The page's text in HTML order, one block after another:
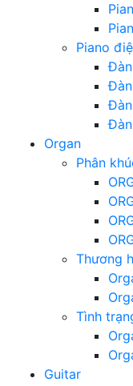
Piano
Organ
Phân
Thương
Tình
Guitar